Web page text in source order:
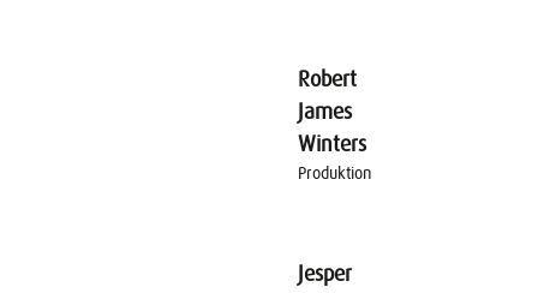
Robert
James
Winters
Produktion
Jesper